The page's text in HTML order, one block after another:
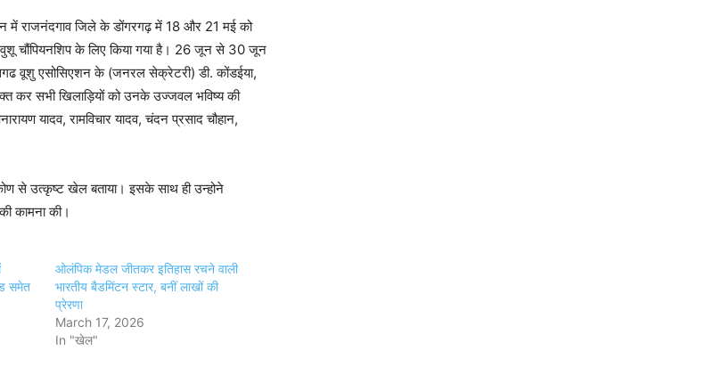
में राजनंदगाव जिले के डोंगरगढ़ में 18 और 21 मई को
वुशू चौंपियनशिप के लिए किया गया है। 26 जून से 30 जून
वूशु एसोसिएशन के (जनरल सेक्रेटरी) डी. कोंडईया,
कर सभी खिलाड़ियों को उनके उज्जवल भविष्य की
यादव, रामविचार यादव, चंदन प्रसाद चौहान,
से उत्कृष्ट खेल बताया। इसके साथ ही उन्होने
कामना की।
समेत
ओलंपिक मेडल जीतकर इतिहास रचने वाली
भारतीय बैडमिंटन स्टार, बनीं लाखों की
प्रेरणा
March 17, 2026
In "खेल"